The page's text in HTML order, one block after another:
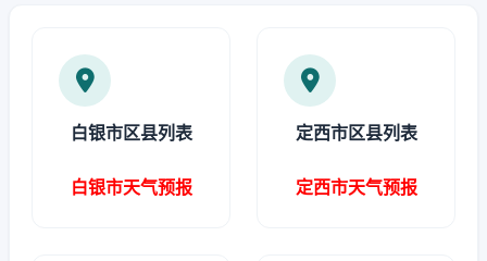
白银市区县列表
白银市天气预报
定西市区县列表
定西市天气预报